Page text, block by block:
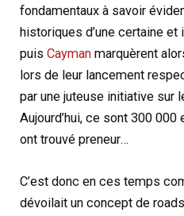
fondamentaux à savoir
historiques d’une certaine et
puisCayman marquèrent
lors de leur lancement
par une juteuse initiative sur
Aujourd’hui, ce sont 300
ont trouvé preneur…
C’est donc en ces temps
dévoilait un concept de